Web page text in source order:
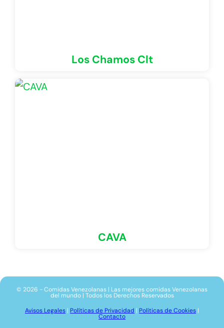
Los Chamos Clt
CAVA
© 2026 - Comidas Venezolanas | Las mejores comidas Venezolanas
del mundo | Todos los Derechos Reservados
Avisos Legales | Políticas de Privacidad | Políticas de Cookies |
Contacto